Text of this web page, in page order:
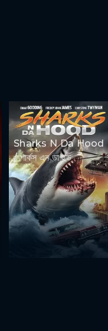
Sharks N Da Hood
/ শার্কস এন ডা হুড